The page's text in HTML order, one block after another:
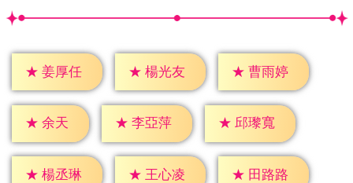
★ 姜厚任 ★ 楊光友 ★ 曹雨婷
★ 余天 ★ 李亞萍 ★ 邱瓈寬
★ 楊丞琳 ★ 王心凌 ★ 田路路